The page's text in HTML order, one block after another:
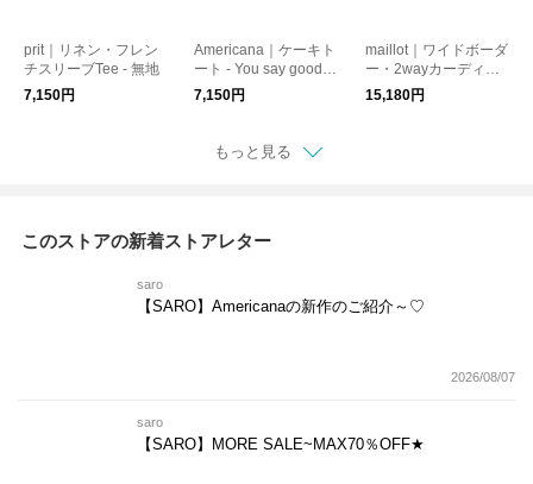
prit｜リネン・フレン
チスリーブTee - 無地
7,150円
Americana｜ケーキト
ート - You say goodby
e
7,150円
maillot｜ワイドボーダ
ー・2wayカーディガ
ン
15,180円
もっと見る
このストアの新着ストアレター
saro
【SARO】Americanaの新作のご紹介～♡
2026/08/07
saro
【SARO】MORE SALE~MAX70％OFF★